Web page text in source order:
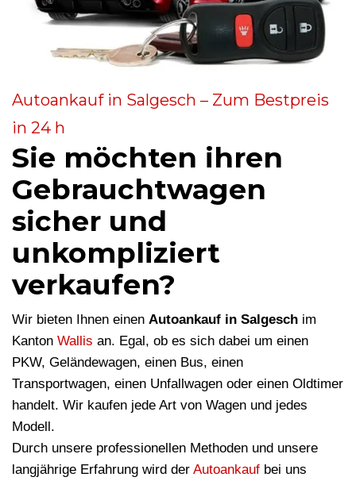
Autoankauf in Salgesch – Zum Bestpreis
in 24 h
Sie möchten ihren
Gebrauchtwagen
sicher und
unkompliziert
verkaufen?
Wir bieten Ihnen einen Autoankauf in Salgesch im
Kanton Wallis an. Egal, ob es sich dabei um einen
PKW, Geländewagen, einen Bus, einen
Transportwagen, einen Unfallwagen oder einen Oldtimer
handelt. Wir kaufen jede Art von Wagen und jedes
Modell.
Durch unsere professionellen Methoden und unsere
langjährige Erfahrung wird der Autoankauf bei uns